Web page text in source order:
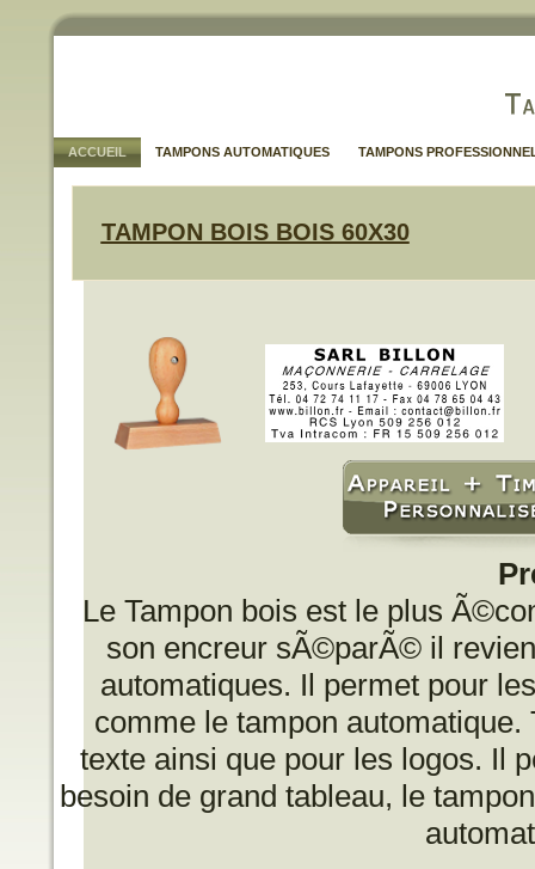
ACCUEIL TAMPONS AUTOMATIQUES TAMPONS
TAMPON BOIS BOIS 60X30
Le Tampon bois est le plus
son encreur sÃ©parÃ© il
automatiques. Il permet pour
comme le tampon
texte ainsi que pour les logos. Il
besoin de grand tableau, le